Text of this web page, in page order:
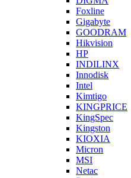
Foxline
Gigabyte
GOODRAM
Hikvision
HP
INDILINX
Innodisk
Intel
Kimtigo
KINGPRICE
KingSpec
Kingston
KIOXIA
Micron
MSI
Netac